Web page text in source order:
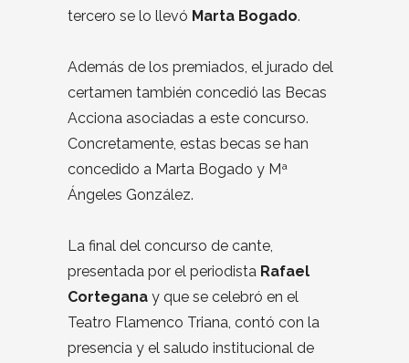
tercero se lo llevó Marta Bogado.
Además de los premiados, el jurado del
certamen también concedió las Becas
Acciona asociadas a este concurso.
Concretamente, estas becas se han
concedido a Marta Bogado y Mª
Ángeles González.
La final del concurso de cante,
presentada por el periodista Rafael
Cortegana y que se celebró en el
Teatro Flamenco Triana, contó con la
presencia y el saludo institucional de